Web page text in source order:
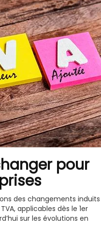
pour
des changements induits
applicables dès le 1er
sur les évolutions en